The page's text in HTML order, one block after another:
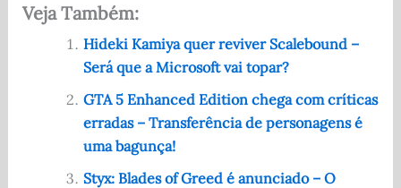
c
e
o
k
d
di
t
at
s
A
p
p
te
r
e
Veja Também:
Hideki Kamiya quer reviver Scalebound –
Será que a Microsoft vai topar?
GTA 5 Enhanced Edition chega com críticas
erradas – Transferência de personagens é
uma bagunça!
Styx: Blades of Greed é anunciado – O